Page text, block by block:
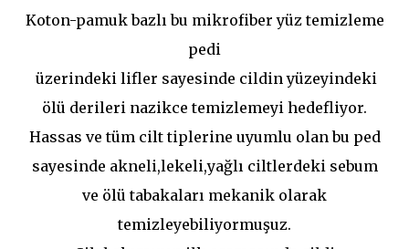
Koton-pamuk bazlı bu mikrofiber yüz temizleme
pedi
üzerindeki lifler sayesinde cildin yüzeyindeki
ölü derileri nazikce temizlemeyi hedefliyor.
Hassas ve tüm cilt tiplerine uyumlu olan bu ped
sayesinde akneli,lekeli,yağlı ciltlerdeki sebum
ve ölü tabakaları mekanik olarak
temizleyebiliyormuşuz.